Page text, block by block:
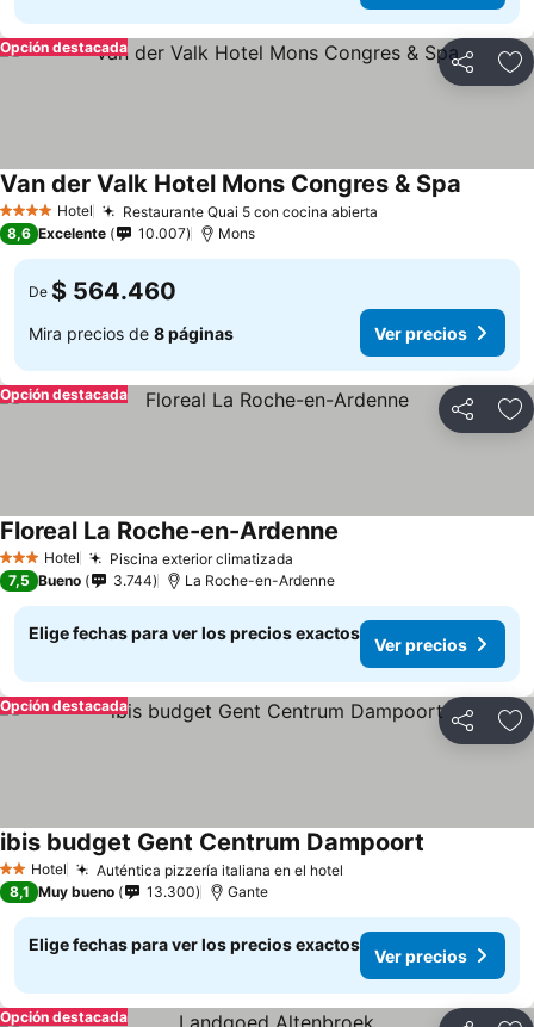
Compartir
Opción destacada
4 EstrellasHotel Restaurante Quai 5 con cocina abierta
Van der Valk Hotel Mons Congres & Spa
8,6 Excelente 10.007 Mons
De $ 564.460
Mira precios de 8 páginas Ver precios
Compartir
Opción destacada
3 Estrellas
Hotel Piscina exterior climatizada
Floreal La Roche-en-Ardenne
7,5 Bueno 3.744 La Roche-en-Ardenne
Elige fechas para ver los precios exactos
Ver precios
Compartir
Opción destacada
2 Estrellas
Hotel Auténtica pizzería italiana en el hotel
ibis budget Gent Centrum Dampoort
8,1 Muy bueno 13.300 Gante
Elige fechas para ver los precios exactos
Ver precios
Opción destacada